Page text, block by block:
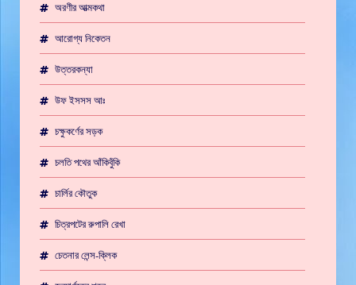
অরণীর আত্মকথা
আরোগ্য নিকেতন
উত্তরকন্যা
উফ ইসসস আঃ
চক্ষুকর্ণের সড়ক
চলতি পথের আঁকিবুঁকি
চার্লির কৌতুক
চিত্রপটের রুপালি রেখা
চেতনার লেন্স-ক্লিক